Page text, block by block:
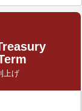
上げ